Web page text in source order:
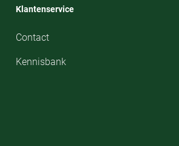
Klantenservice
Contact
Kennisbank